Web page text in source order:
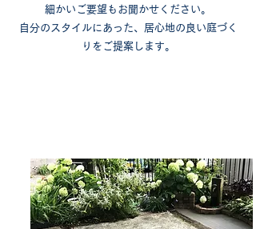
細かいご要望もお聞かせください。
自分のスタイルにあった、居心地の良い庭づく
りをご提案します。